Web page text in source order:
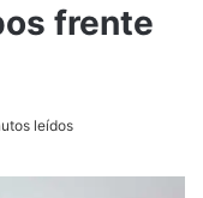
frente
leídos